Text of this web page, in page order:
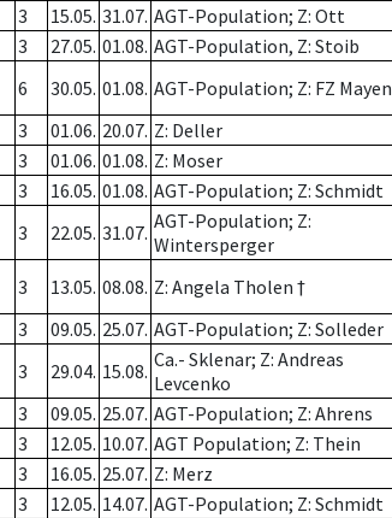
3 15.05. 31.07. AGT-Population; Z: Ott
3 27.05. 01.08. AGT-Population, Z: Stoib
6 30.05. 01.08. AGT-Population; Z: FZ Mayen
3 01.06. 20.07. Z: Deller
3 01.06. 01.08. Z: Moser
3 16.05. 01.08. AGT-Population; Z: Schmidt
3 22.05. 31.07. AGT-Population; Z:
Wintersperger
3 13.05. 08.08. Z: Angela Tholen †
3 09.05. 25.07. AGT-Population; Z: Solleder
3 29.04. 15.08. Ca.- Sklenar; Z: Andreas
Levcenko
3 09.05. 25.07. AGT-Population; Z: Ahrens
3 12.05. 10.07. AGT Population; Z: Thein
3 16.05. 25.07. Z: Merz
3 12.05. 14.07. AGT-Population; Z: Schmidt